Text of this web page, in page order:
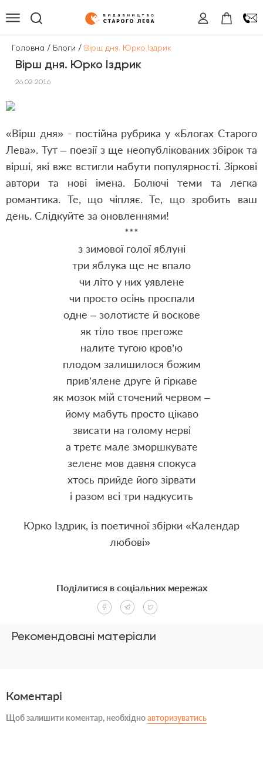
Головна / Блоги / Вірш дня. Юрко Іздрик
Вірш дня. Юрко Іздрик
26.02.2016
«Вірш дня» - постійна рубрика у «Блогах Старого
Лева». Тут – поезії з ще неопублікованих збірок та
вірші, які вже встигли набути популярності. Зіркові
автори та нові імена. Болючі теми та легка
романтика. Те, що чіпляє. Те, що зробить ваш
день. Слідкуйте за оновленнями!
***
з зимової голої яблуні
три яблука ще не впало
чи літо у них уявлене
чи просто осінь проспали
одне – золотисте й воскове
як тіло твоє прегоже
налите тугою кров’ю
плодом залишилося божим
прив’ялене друге й гіркаве
як мозок мій сточений червом –
йому мабуть просто цікаво
звисати на голому нерві
а третє мале зморшкувате
зелене мов давня спокуса
хтось прийде його зірвати
і разом всі три надкусить
Юрко Іздрик, із поетичної збірки «Календар
любові»
Рекомендовані матеріали
Поділитися в соціальних мережах
Коментарі
Щоб залишити коментар, необхідноавторизуватись